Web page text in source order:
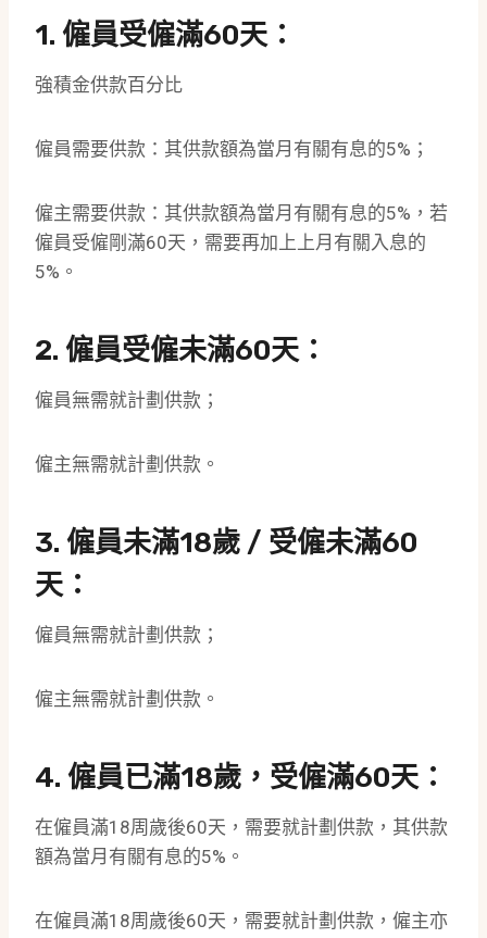
1. 僱員受僱滿60天：
強積金供款百分比
僱員需要供款：其供款額為當月有關有息的5%；
僱主需要供款：其供款額為當月有關有息的5%，若
僱員受僱剛滿60天，需要再加上上月有關入息的
5%。
2. 僱員受僱未滿60天：
僱員無需就計劃供款；
僱主無需就計劃供款。
3. 僱員未滿18歲 / 受僱未滿60
天：
僱員無需就計劃供款；
僱主無需就計劃供款。
4. 僱員已滿18歲，受僱滿60天：
在僱員滿18周歲後60天，需要就計劃供款，其供款
額為當月有關有息的5%。
在僱員滿18周歲後60天，需要就計劃供款，僱主亦